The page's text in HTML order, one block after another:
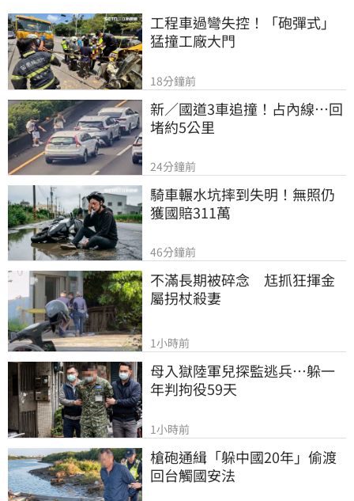
工程車過彎失控！「砲彈式」
猛撞工廠大門
18分鐘前
新／國道3車追撞！占內線…回
堵約5公里
24分鐘前
騎車輾水坑摔到失明！無照仍
獲國賠311萬
46分鐘前
不滿長期被碎念　尪抓狂揮金
屬拐杖殺妻
1小時前
母入獄陸軍兒探監逃兵…躲一
年判拘役59天
1小時前
槍砲通緝「躲中國20年」偷渡
回台觸國安法